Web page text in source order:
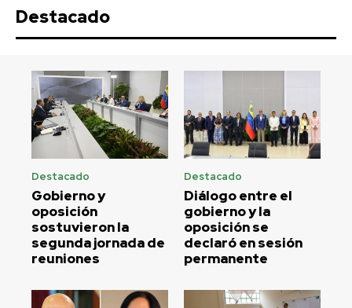
Destacado
Destacado
Gobierno y
oposición
sostuvieron la
segunda jornada de
reuniones
Destacado
Diálogo entre el
gobierno y la
oposición se
declaró en sesión
permanente